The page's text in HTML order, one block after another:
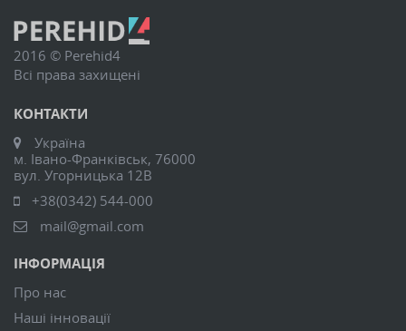
2016 © Perehid4
Всі права захищені
КОНТАКТИ
Україна
м. Івано-Франківськ, 76000
вул. Угорницька 12В
+38(0342) 544-000
mail@gmail.com
ІНФОРМАЦІЯ
Про нас
Наші інновації